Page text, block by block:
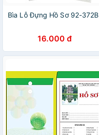
Bìa Lỗ Đựng Hồ Sơ 92-372B
16.000 đ